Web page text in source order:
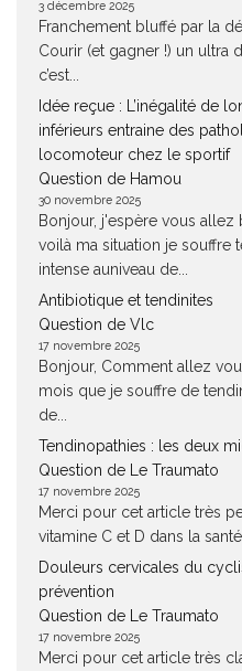
3 décembre 2025
Franchement bluffé par la
Courir (et gagner !) un ultra
c’est...
Idée reçue : L’inégalité de
inférieurs entraine des
locomoteur chez le sportif
Question de Hamou
30 novembre 2025
Bonjour, j'espère vous allez
voilà ma situation je souffre
intense auniveau de...
Antibiotique et tendinites
Question de Vlc
17 novembre 2025
Bonjour, Comment allez
mois que je souffre de
de...
Tendinopathies : les deux
Question de Le Traumato
17 novembre 2025
Merci pour cet article très
vitamine C et D dans la santé
Douleurs cervicales du
prévention
Question de Le Traumato
17 novembre 2025
Merci pour cet article très